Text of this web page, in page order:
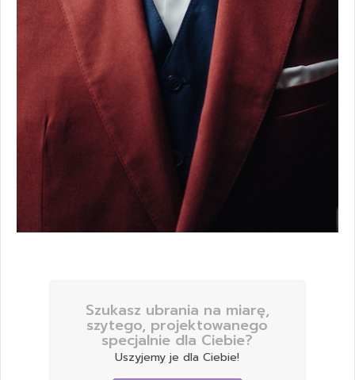
Szukasz ubrania na miarę,
szytego, projektowanego
specjalnie dla Ciebie?
Uszyjemy je dla Ciebie!